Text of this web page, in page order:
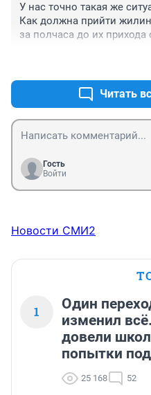
У нас точно такая же
Как должна прийти
за полчаса до их прихода
Читать
Гость
Войти
Новости СМИ2
1
Один
изменил
довели
попытки
25 168 52